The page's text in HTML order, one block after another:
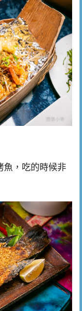
魚，吃的時候非